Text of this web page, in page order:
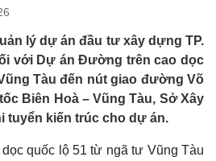
lý dự án đầu tư xây dựng TP.
với Dự án Đường trên cao dọc
Tàu đến nút giao đường Võ
Biên Hoà – Vũng Tàu, Sở Xây
tuyển kiến trúc cho dự án.
quốc lộ 51 từ ngã tư Vũng Tàu